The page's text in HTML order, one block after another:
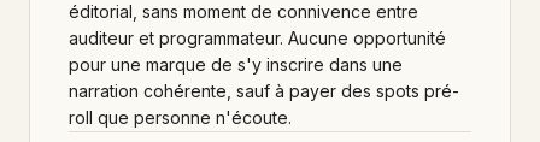
éditorial, sans moment de connivence entre
auditeur et programmateur. Aucune opportunité
pour une marque de s'y inscrire dans une
narration cohérente, sauf à payer des spots pré-
roll que personne n'écoute.